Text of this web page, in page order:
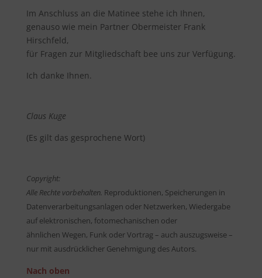
Im Anschluss an die Matinee stehe ich Ihnen,
genauso wie mein Partner Obermeister Frank
Hirschfeld,
für Fragen zur Mitgliedschaft bee uns zur Verfügung.
Ich danke Ihnen.
Claus Kuge
(Es gilt das gesprochene Wort)
Copyright:
Alle Rechte vorbehalten. Reproduktionen, Speicherungen in
Datenverarbeitungsanlagen oder Netzwerken, Wiedergabe
auf elektronischen, fotomechanischen oder
ähnlichen Wegen, Funk oder Vortrag – auch auszugsweise –
nur mit ausdrücklicher Genehmigung des Autors.
Nach oben